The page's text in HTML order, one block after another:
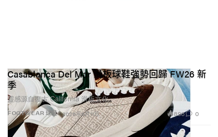
FOOTWEAR 球鞋
Casablanca Del Mar 滑板球鞋強勢回歸 FW26 新
季
靈感源自復古 California 滑板文化。
2026年6月11日 896 0